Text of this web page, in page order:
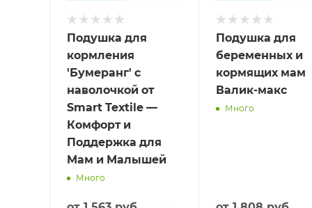
Подушка для
кормления
'Бумеранг' с
наволочкой от
Smart Textile —
Комфорт и
Поддержка для
Мам и Малышей
Много
Подушка для
беременных и
кормящих мам
Валик-макс
Много